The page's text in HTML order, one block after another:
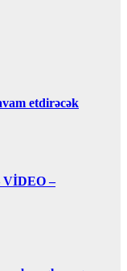
etdirəcək
VİDEO –